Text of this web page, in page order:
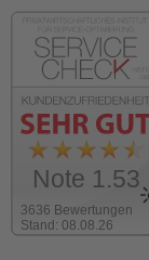
3636 Bewertungen
Stand: 08.08.26
Note 1.53